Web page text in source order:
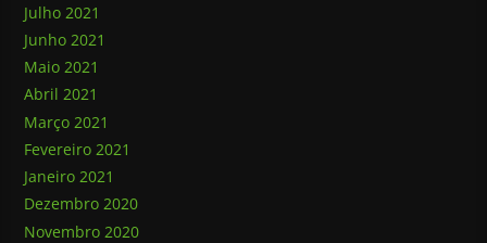
Julho 2021
Junho 2021
Maio 2021
Abril 2021
Março 2021
Fevereiro 2021
Janeiro 2021
Dezembro 2020
Novembro 2020